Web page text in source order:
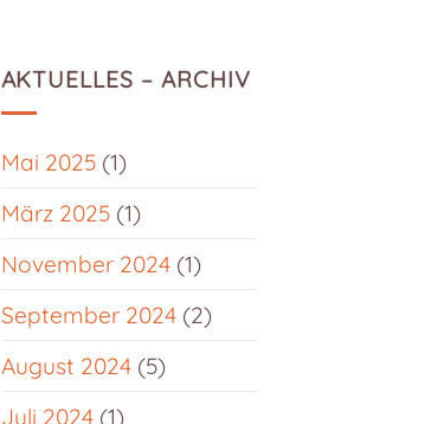
AKTUELLES – ARCHIV
Mai 2025(1)
März 2025(1)
November 2024(1)
September 2024(2)
August 2024(5)
Juli 2024(1)